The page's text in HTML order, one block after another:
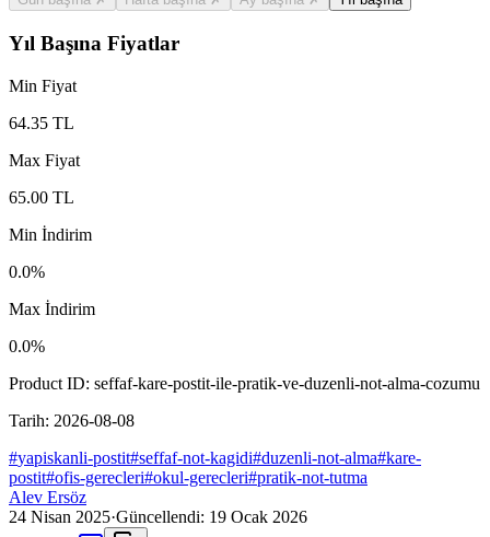
Yıl Başına Fiyatlar
Min Fiyat
64.35 TL
Max Fiyat
65.00 TL
Min İndirim
0.0%
Max İndirim
0.0%
Product ID: seffaf-kare-postit-ile-pratik-ve-duzenli-not-alma-cozumu
Tarih: 2026-08-08
#yapiskanli-postit#seffaf-not-kagidi#duzenli-not-alma#kare-
postit#ofis-gerecleri#okul-gerecleri#pratik-not-tutma
Alev Ersöz
24 Nisan 2025·Güncellendi: 19 Ocak 2026